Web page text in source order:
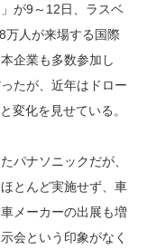
が9～12日、ラスベ
万人が来場する国際
企業も多数参加し
たが、近年はドロー
変化を見せている。
パナソニックだが、
とんど実施せず、車
メーカーの出展も増
会という印象がなく